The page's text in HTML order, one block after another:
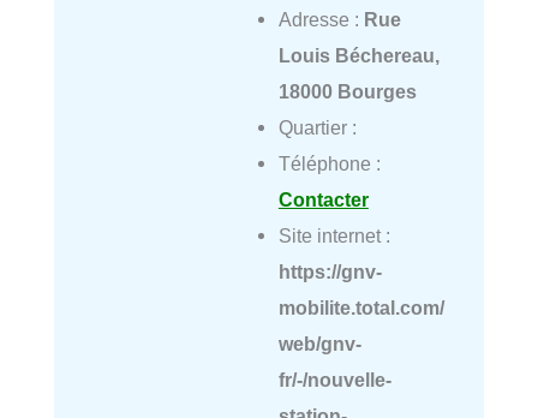
Adresse : Rue
Louis Béchereau,
18000 Bourges
Quartier :
Téléphone :
Contacter
Site internet :
https://gnv-
mobilite.total.com/
web/gnv-
fr/-/nouvelle-